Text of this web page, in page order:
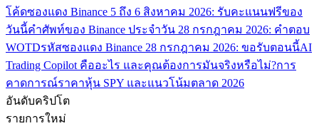
โค้ดซองแดง Binance 5 ถึง 6 สิงหาคม 2026: รับคะแนนฟรีของ
วันนี้คำศัพท์ของ Binance ประจำวัน 28 กรกฎาคม 2026: คำตอบ
WOTDรหัสซองแดง Binance 28 กรกฎาคม 2026: ขอรับตอนนี้AI
Trading Copilot คืออะไร และคุณต้องการมันจริงหรือไม่?การ
คาดการณ์ราคาหุ้น SPY และแนวโน้มตลาด 2026
อันดับคริปโต
รายการใหม่